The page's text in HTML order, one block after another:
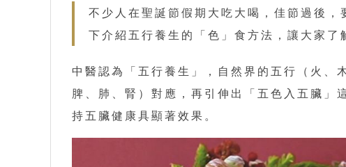
不少人在聖誕節假期大吃大喝，佳節過後
下介紹五行養生的「色」食方法，讓大家了
中醫認為「五行養生」，自然界的五行（火、
脾、肺、腎）對應，再引伸出「五色入五臟」
持五臟健康具顯著效果。